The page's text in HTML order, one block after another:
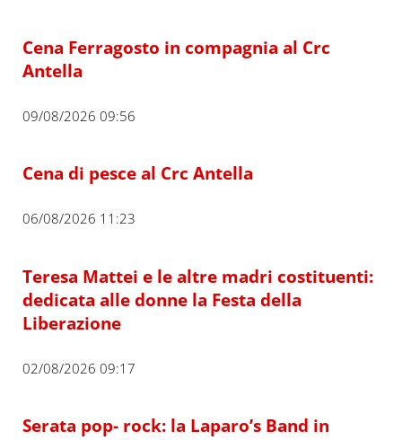
Cena Ferragosto in compagnia al Crc
Antella
09/08/2026 09:56
Cena di pesce al Crc Antella
06/08/2026 11:23
Teresa Mattei e le altre madri costituenti:
dedicata alle donne la Festa della
Liberazione
02/08/2026 09:17
Serata pop- rock: la Laparo’s Band in